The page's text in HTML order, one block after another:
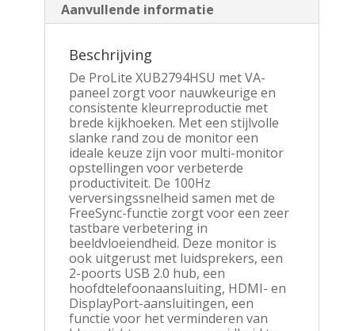
Aanvullende informatie
Beschrijving
De ProLite XUB2794HSU met VA-
paneel zorgt voor nauwkeurige en
consistente kleurreproductie met
brede kijkhoeken. Met een stijlvolle
slanke rand zou de monitor een
ideale keuze zijn voor multi-monitor
opstellingen voor verbeterde
productiviteit. De 100Hz
verversingssnelheid samen met de
FreeSync-functie zorgt voor een zeer
tastbare verbetering in
beeldvloeiendheid. Deze monitor is
ook uitgerust met luidsprekers, een
2-poorts USB 2.0 hub, een
hoofdtelefoonaansluiting, HDMI- en
DisplayPort-aansluitingen, een
functie voor het verminderen van